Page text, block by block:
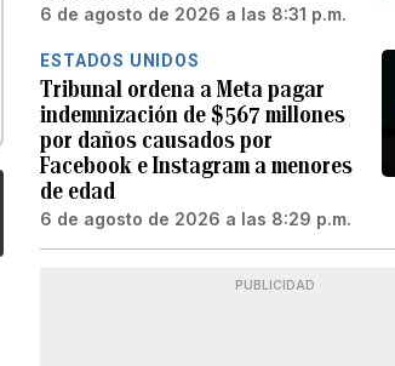
6 de agosto de 2026 a las 8:31 p.m.
ESTADOS UNIDOS
Tribunal ordena a Meta pagar
indemnización de $567 millones
por daños causados por
Facebook e Instagram a menores
de edad
6 de agosto de 2026 a las 8:29 p.m.
PUBLICIDAD